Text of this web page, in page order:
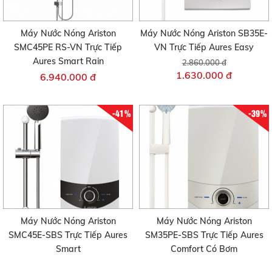
Máy Nước Nóng Ariston
SMC45PE RS-VN Trực Tiếp
Aures Smart Rain
6.940.000 đ
Máy Nước Nóng Ariston SB35E-
VN Trực Tiếp Aures Easy
2.860.000 đ
1.630.000 đ
-41%
Máy Nước Nóng Ariston
SMC45E-SBS Trực Tiếp Aures
Smart
-39%
Máy Nước Nóng Ariston
SM35PE-SBS Trực Tiếp Aures
Comfort Có Bơm